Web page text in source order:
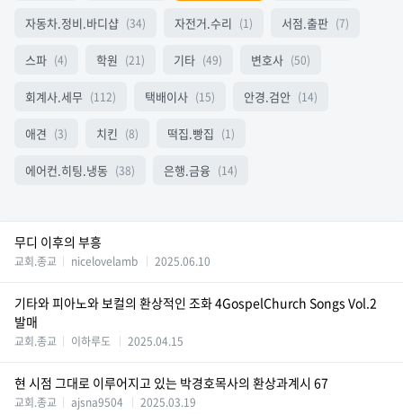
자동차.정비.바디샵 (34) 자전거.수리 (1) 서점.출판 (7)
스파 (4) 학원 (21) 기타 (49) 변호사 (50)
회계사.세무 (112) 택배이사 (15) 안경.검안 (14)
애견 (3) 치킨 (8) 떡집.빵집 (1)
에어컨.히팅.냉동 (38) 은행.금융 (14)
무디 이후의 부흥
교회.종교 nicelovelamb 2025.06.10
​​​​​​​기타와 피아노와 보컬의 환상적인 조화 4GospelChurch Songs Vol.2
발매
교회.종교 이하루도 2025.04.15
현 시점 그대로 이루어지고 있는 박경호목사의 환상과계시 67
교회.종교 ajsna9504 2025.03.19